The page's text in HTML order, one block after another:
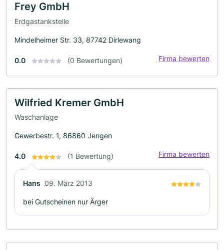
Frey GmbH
Erdgastankstelle
Mindelheimer Str. 33, 87742 Dirlewang
0.0 (0 Bewertungen) Firma bewerten
Wilfried Kremer GmbH
Waschanlage
Gewerbestr. 1, 86860 Jengen
4.0 (1 Bewertung) Firma bewerten
Hans 09. März 2013
bei Gutscheinen nur Ärger